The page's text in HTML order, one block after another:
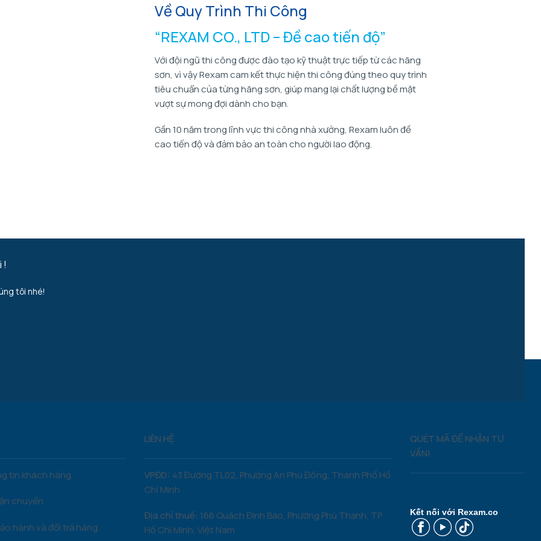
Về Quy Trình Thi Công
“REXAM CO., LTD – Đề cao tiến độ”
Với đội ngũ thi công được đào tạo kỹ thuật trực tiếp từ các hãng
sơn, vì vậy Rexam cam kết thực hiện thi công đúng theo quy trình
tiêu chuẩn của từng hãng sơn, giúp mang lại chất lượng bề mặt
vượt sự mong đợi dành cho bạn.
Gần 10 năm trong lĩnh vực thi công nhà xưởng, Rexam luôn đề
cao tiến độ và đảm bảo an toàn cho người lao động.
!
tôi nhé!
tin khách hàng
chuyển
hành và đổi trả hàng
LIÊN HỆ
VPĐD: 43 Đường TL02, Phường An Phú Đông, Thành Phố Hồ
Chí Minh
Địa chỉ thuế: 166 Quách Đình Bảo, Phường Phú Thạnh, TP
Hồ Chí Minh, Việt Nam
QUÉT MÃ ĐỂ NHẬN TƯ
VẤN!
Kết nối với Rexam.co